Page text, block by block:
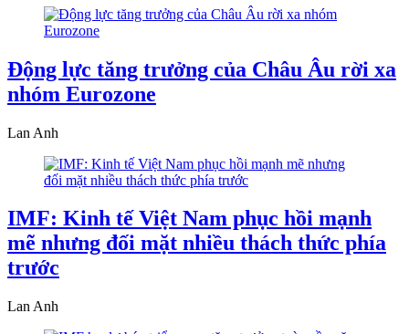
Động lực tăng trưởng của Châu Âu rời xa
nhóm Eurozone
Lan Anh
IMF: Kinh tế Việt Nam phục hồi mạnh
mẽ nhưng đối mặt nhiều thách thức phía
trước
Lan Anh